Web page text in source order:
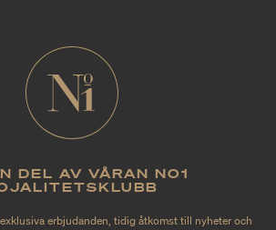
DEL AV VÅRAN NO1
erbjudanden, tidig åtkomst till nyheter och